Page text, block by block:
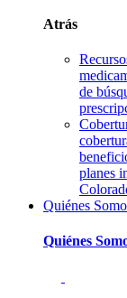
Atrás
de
planes
Quiénes
Quiénes